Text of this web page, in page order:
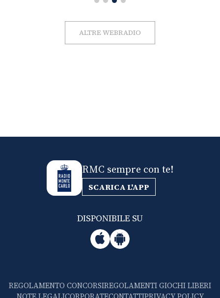
ALTRE WEBRADIO
RMC sempre con te!
SCARICA L'APP
DISPONIBILE SU
REGOLAMENTO CONCORSIREGOLAMENTI GIOCHI LIBERI